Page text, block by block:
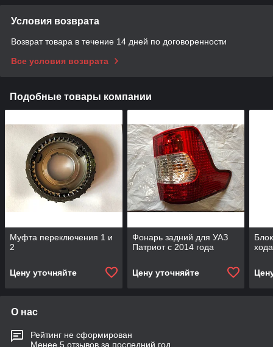
Условия возврата
Возврат товара в течение 14 дней по договоренности
Все условия возврата
Подобные товары компании
Муфта переключения 1 и
2
Цену уточняйте
Фонарь задний для УАЗ
Патриот с 2014 года
Цену уточняйте
хода
О нас
Рейтинг не сформирован
Менее 5 отзывов за последний год